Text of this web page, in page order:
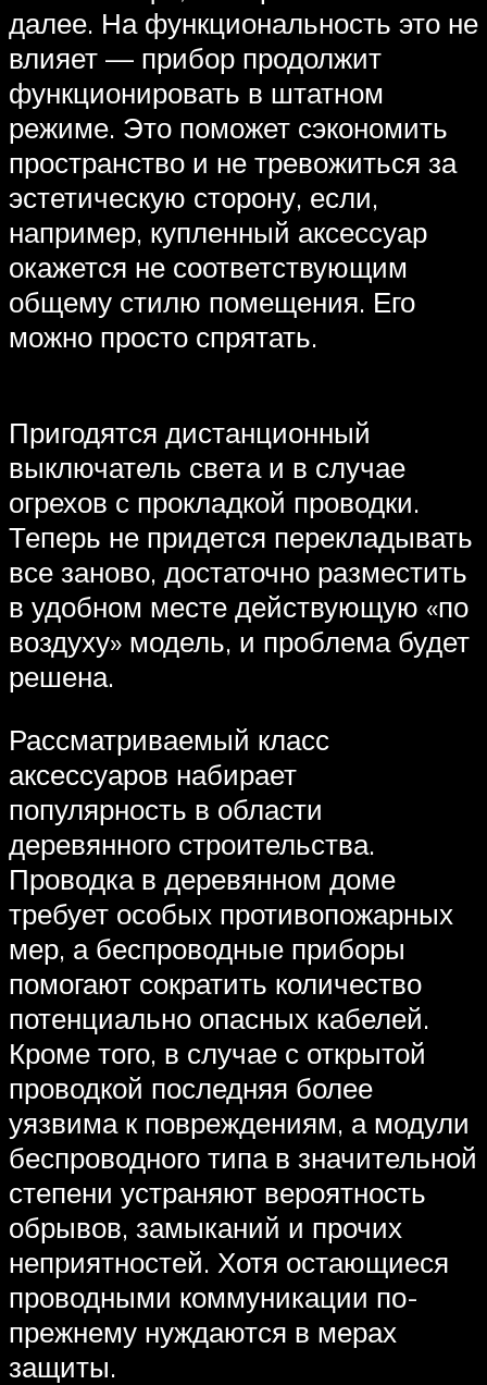
далее. На функциональность это не
влияет — прибор продолжит
функционировать в штатном
режиме. Это поможет сэкономить
пространство и не тревожиться за
эстетическую сторону, если,
например, купленный аксессуар
окажется не соответствующим
общему стилю помещения. Его
можно просто спрятать.
Пригодятся дистанционный
выключатель света и в случае
огрехов с прокладкой проводки.
Теперь не придется перекладывать
все заново, достаточно разместить
в удобном месте действующую «по
воздуху» модель, и проблема будет
решена.
Рассматриваемый класс
аксессуаров набирает
популярность в области
деревянного строительства.
Проводка в деревянном доме
требует особых противопожарных
мер, а беспроводные приборы
помогают сократить количество
потенциально опасных кабелей.
Кроме того, в случае с открытой
проводкой последняя более
уязвима к повреждениям, а модули
беспроводного типа в значительной
степени устраняют вероятность
обрывов, замыканий и прочих
неприятностей. Хотя остающиеся
проводными коммуникации по-
прежнему нуждаются в мерах
защиты.